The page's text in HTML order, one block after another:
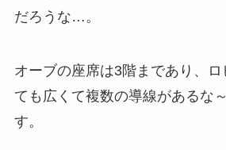
だろうな…。
オーブの座席は3階まであり、ロ
ても広くて複数の導線があるな
す。